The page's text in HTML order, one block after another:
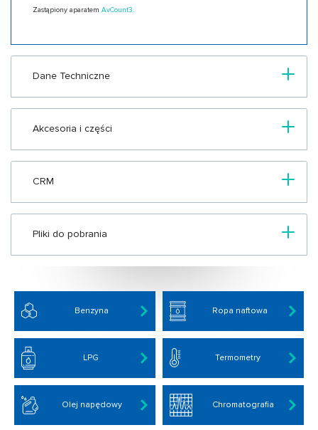
Zastąpiony aparatem AvCount3.
Dane Techniczne
Akcesoria i części
CRM
Pliki do pobrania
Benzyna Ropa naftowa
LPG Termometry
Olej napędowy Chromatografia